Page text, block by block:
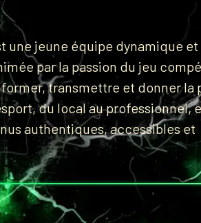
une jeune équipe dynamique et
par la passion du jeu
transmettre et donner la
du local au professionnel,
authentiques, accessibles et